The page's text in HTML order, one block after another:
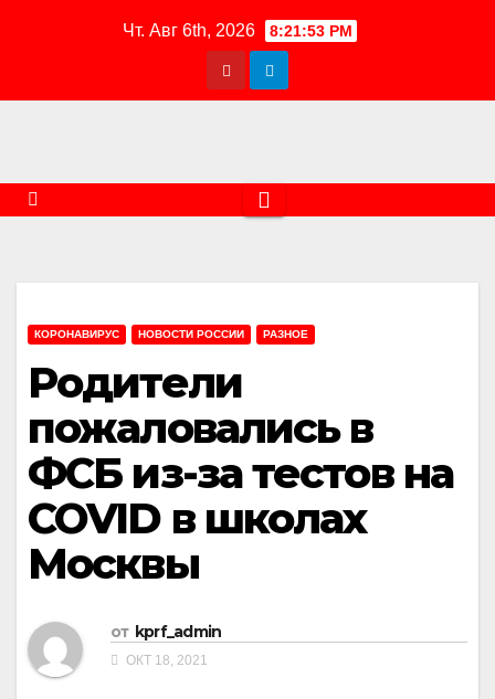
Чт. Авг 6th, 2026 8:21:53 PM
КОРОНАВИРУС НОВОСТИ РОССИИ РАЗНОЕ
Родители
пожаловались в
ФСБ из-за тестов на
COVID в школах
Москвы
от kprf_admin
ОКТ 18, 2021